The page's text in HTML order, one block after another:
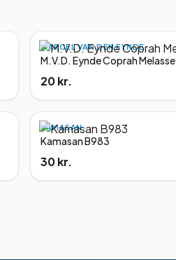
MARCEL VAN DEN EYNDE
M.V.D. Eynde Coprah Melasse
20 kr.
KAMASAN
Kamasan B983
30 kr.